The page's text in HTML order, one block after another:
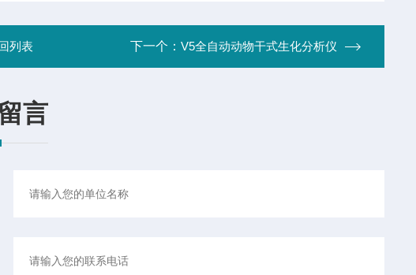
列表 下一个： V5全自动动物干式生化分析仪
言